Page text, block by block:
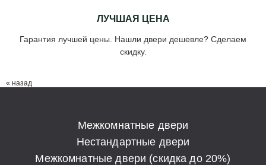
ЛУЧШАЯ ЦЕНА
Гарантия лучшей цены. Нашли двери дешевле? Сделаем
скидку.
« назад
Межкомнатные двери
Нестандартные двери
Межкомнатные двери (скидка до 20%)